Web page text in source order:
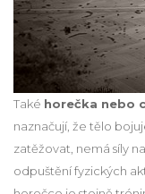
Také horečka nebo
naznačují, že tělo
zatěžovat, nemá síly
odpuštění fyzických